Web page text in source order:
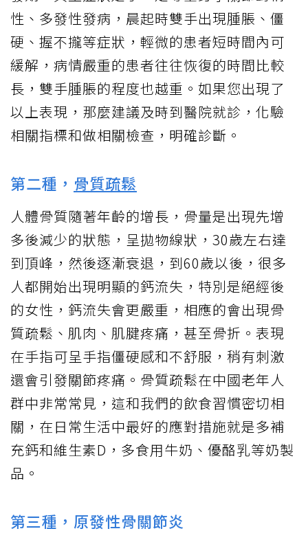
性、多發性發病，晨起時雙手出現腫脹、僵
硬、握不攏等症狀，輕微的患者短時間內可
緩解，病情嚴重的患者往往恢復的時間比較
長，雙手腫脹的程度也越重。如果您出現了
以上表現，那麼建議及時到醫院就診，化驗
相關指標和做相關檢查，明確診斷。
第二種， 骨質疏鬆
人體骨質隨著年齡的增長，骨量是出現先增
多後減少的狀態，呈拋物線狀，30歲左右達
到頂峰，然後逐漸衰退，到60歲以後，很多
人都開始出現明顯的鈣流失，特別是絕經後
的女性，鈣流失會更嚴重，相應的會出現骨
質疏鬆、肌肉、肌腱疼痛，甚至骨折。表現
在手指可呈手指僵硬感和不舒服，稍有刺激
還會引發關節疼痛。骨質疏鬆在中國老年人
群中非常常見，這和我們的飲食習慣密切相
關，在日常生活中最好的應對措施就是多補
充鈣和維生素D，多食用牛奶、優酪乳等奶製
品。
第三種，原發性骨關節炎